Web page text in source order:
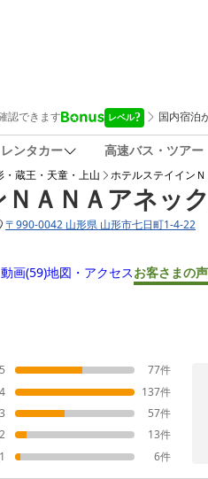
レンタカー 高速バス・ツアー
・蔵王・天童・上山 ホテルステイイン
ＡＮＡアネッ
〒990-0042 山形県 山形市七日町1-4-22
画(59)地図・アクセスお客さまの声
77件
137件
57件
13件
6件